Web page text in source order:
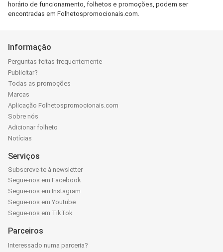
horário de funcionamento, folhetos e promoções, podem ser
encontradas em Folhetospromocionais.com.
Informação
Perguntas feitas frequentemente
Publicitar?
Todas as promoções
Marcas
Aplicação Folhetospromocionais.com
Sobre nós
Adicionar folheto
Notícias
Serviços
Subscreve-te à newsletter
Segue-nos em Facebook
Segue-nos em Instagram
Segue-nos em Youtube
Segue-nos em TikTok
Parceiros
Interessado numa parceria?